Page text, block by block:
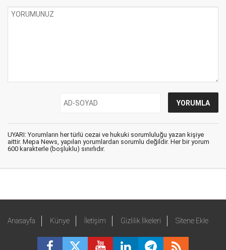
UYARI: Yorumların her türlü cezai ve hukuki sorumluluğu yazan kişiye
aittir. Mepa News, yapılan yorumlardan sorumlu değildir. Her bir yorum
600 karakterle (boşluklu) sınırlıdır.
Anasayfa Künye İletişim Gizlilik İlkeleri Sitene Ekle